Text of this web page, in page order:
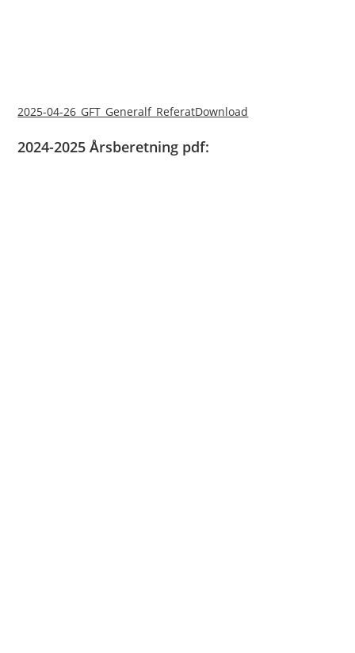
2025-04-26_GFT_Generalf_ReferatDownload
2024-2025 Årsberetning pdf: